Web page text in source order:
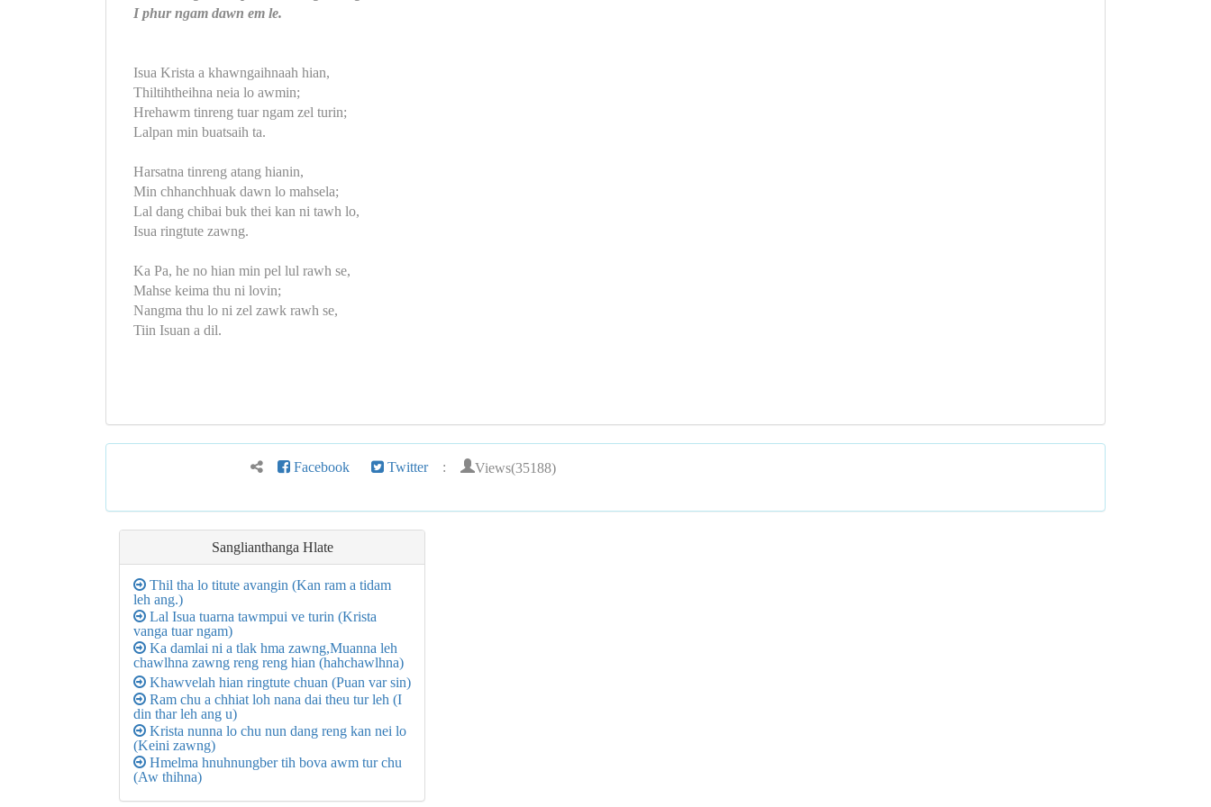
I phur ngam dawn em le.
Isua Krista a khawngaihnaah hian,
Thiltihtheihna neia lo awmin;
Hrehawm tinreng tuar ngam zel turin;
Lalpan min buatsaih ta.
Harsatna tinreng atang hianin,
Min chhanchhuak dawn lo mahsela;
Lal dang chibai buk thei kan ni tawh lo,
Isua ringtute zawng.
Ka Pa, he no hian min pel lul rawh se,
Mahse keima thu ni lovin;
Nangma thu lo ni zel zawk rawh se,
Tiin Isuan a dil.
Facebook Twitter : Views(35188)
Sanglianthanga Hlate
Thil tha lo titute avangin (Kan ram a tidam
leh ang.)
Lal Isua tuarna tawmpui ve turin (Krista
vanga tuar ngam)
Ka damlai ni a tlak hma zawng,Muanna leh
chawlhna zawng reng reng hian (hahchawlhna)
Khawvelah hian ringtute chuan (Puan var sin)
Ram chu a chhiat loh nana dai theu tur leh (I
din thar leh ang u)
Krista nunna lo chu nun dang reng kan nei lo
(Keini zawng)
Hmelma hnuhnungber tih bova awm tur chu
(Aw thihna)